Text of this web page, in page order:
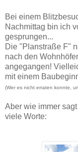
Bei einem
Nachmittag bin ich
gesprungen...
Die "Planstraße F"
nach den
angegangen!
mit einem
(Wer es nicht erraten konnte,
Aber wie immer
viele Worte: